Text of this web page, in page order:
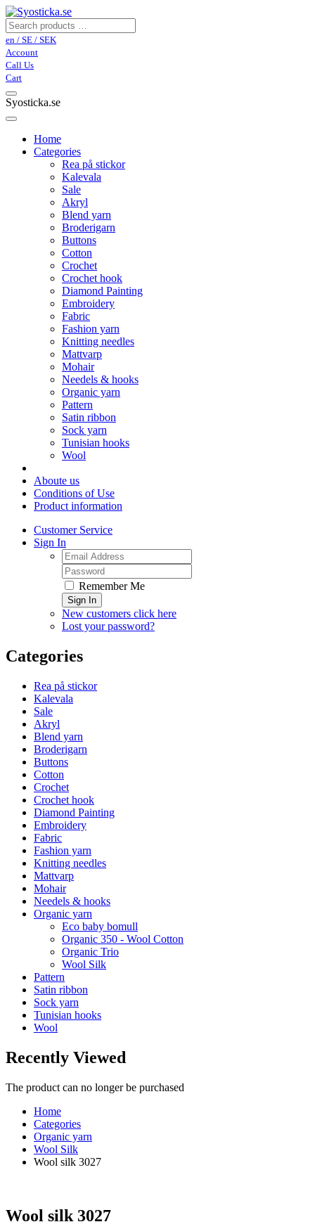
en / SE / SEK
Account
Call Us
Cart
Syosticka.se
Home
Categories
Rea på stickor
Kalevala
Sale
Akryl
Blend yarn
Broderigarn
Buttons
Cotton
Crochet
Crochet hook
Diamond Painting
Embroidery
Fabric
Fashion yarn
Knitting needles
Mattvarp
Mohair
Needels & hooks
Organic yarn
Pattern
Satin ribbon
Sock yarn
Tunisian hooks
Wool
Aboute us
Conditions of Use
Product information
Customer Service
Sign In
Remember Me
Sign In
New customers click here
Lost your password?
Categories
Rea på stickor
Kalevala
Sale
Akryl
Blend yarn
Broderigarn
Buttons
Cotton
Crochet
Crochet hook
Diamond Painting
Embroidery
Fabric
Fashion yarn
Knitting needles
Mattvarp
Mohair
Needels & hooks
Organic yarn
Eco baby bomull
Organic 350 - Wool Cotton
Organic Trio
Wool Silk
Pattern
Satin ribbon
Sock yarn
Tunisian hooks
Wool
Recently Viewed
The product can no longer be purchased
Home
Categories
Organic yarn
Wool Silk
Wool silk 3027
Wool silk 3027